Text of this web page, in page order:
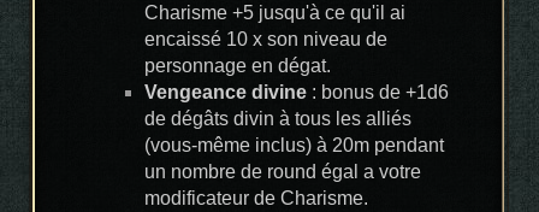
Charisme +5 jusqu'à ce qu'il ai
encaissé 10 x son niveau de
personnage en dégat.
Vengeance divine : bonus de +1d6
de dégâts divin à tous les alliés
(vous-même inclus) à 20m pendant
un nombre de round égal a votre
modificateur de Charisme.